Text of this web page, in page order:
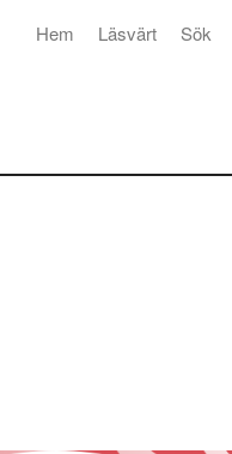
Sök
Läsvärt
Hem